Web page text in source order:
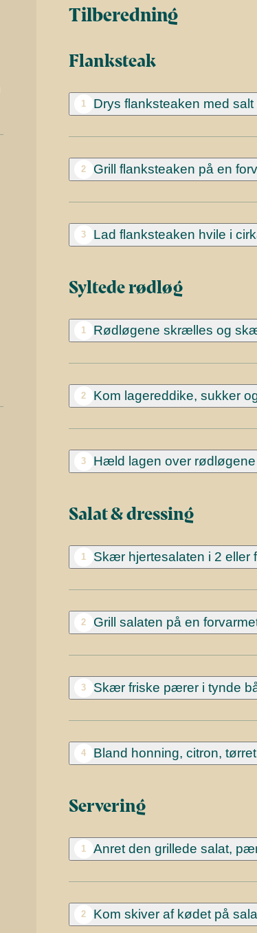
Tilberedning
Flanksteak
1 Drys flanksteaken med
2 Grill flanksteaken på en
3 Lad flanksteaken hvile i
Syltede rødløg
1 Rødløgene skrælles og
2 Kom lagereddike, sukker
3 Hæld lagen over
Salat & dressing
1 Skær hjertesalaten i 2 eller
2 Grill salaten på en
3 Skær friske pærer i tynde
4 Bland honning, citron,
Servering
1 Anret den grillede salat,
2 Kom skiver af kødet på